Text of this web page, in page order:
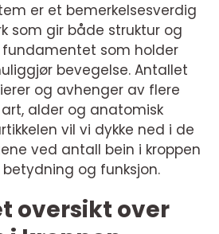
er et bemerkelsesverdig
som gir både struktur og
fundamentet som holder
bevegelse. Antallet
og avhenger av flere
alder og anatomisk
vil vi dykke ned i de
ved antall bein i kroppen
og funksjon.
oversikt over